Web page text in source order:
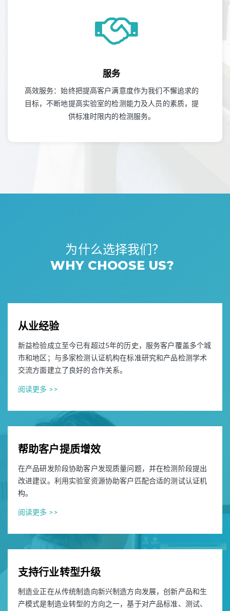
服务
高效服务：始终把提高客户满意度作为我们不懈追求的
目标，不断地提高实验室的检测能力及人员的素质，提
供标准时限内的检测服务。
为什么选择我们？
WHY CHOOSE US?
从业经验
新益检验成立至今已有超过5年的历史，服务客户覆盖多个城
市和地区；与多家检测认证机构在标准研究和产品检测学术
交流方面建立了良好的合作关系。
阅读更多 >>
帮助客户提质增效
在产品研发阶段协助客户发现质量问题，并在检测阶段提出
改进建议。利用实验室资源协助客户匹配合适的测试认证机
构。
阅读更多 >>
支持行业转型升级
制造业正在从传统制造向新兴制造方向发展，创新产品和生
产模式是制造业转型的方向之一，基于对产品标准、测试、